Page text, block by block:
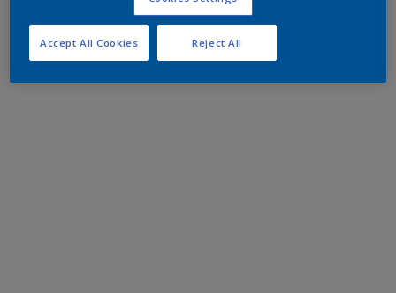
Reject All
Accept All Cookies